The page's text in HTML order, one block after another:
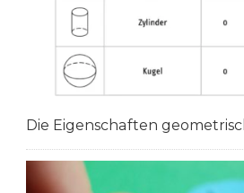
Die Eigenschaften